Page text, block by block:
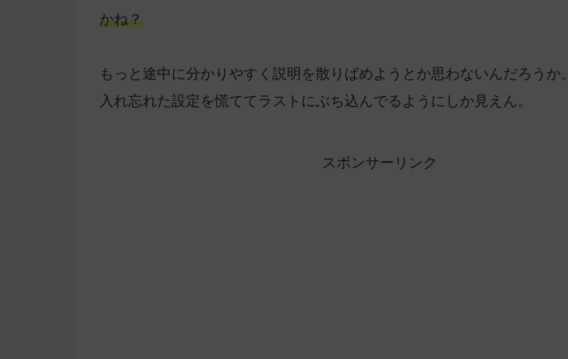
かね？
もっと途中に分かりやすく説明を散りばめようとか思わないんだろうか。
入れ忘れた設定を慌ててラストにぶち込んでるようにしか見えん。
スポンサーリンク